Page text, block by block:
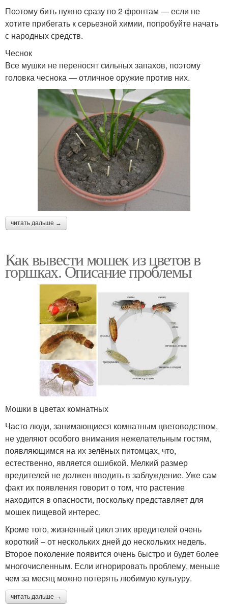
Поэтому бить нужно сразу по 2 фронтам — если не
хотите прибегать к серьезной химии, попробуйте начать
с народных средств.
Чеснок
Все мушки не переносят сильных запахов, поэтому
головка чеснока — отличное оружие против них.
читать дальше →
Как вывести мошек из цветов в
горшках. Описание проблемы
Мошки в цветах комнатных
Часто люди, занимающиеся комнатным цветоводством,
не уделяют особого внимания нежелательным гостям,
появляющимся на их зелёных питомцах, что,
естественно, является ошибкой. Мелкий размер
вредителей не должен вводить в заблуждение. Уже сам
факт их появления говорит о том, что растение
находится в опасности, поскольку представляет для
мошек пищевой интерес.
Кроме того, жизненный цикл этих вредителей очень
короткий – от нескольких дней до нескольких недель.
Второе поколение появится очень быстро и будет более
многочисленным. Если игнорировать проблему, меньше
чем за месяц можно потерять любимую культуру.
читать дальше →